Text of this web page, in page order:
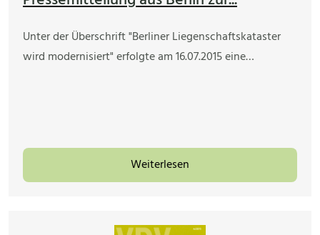
Unter der Überschrift "Berliner Liegenschaftskataster
wird modernisiert" erfolgte am 16.07.2015 eine…
Weiterlesen